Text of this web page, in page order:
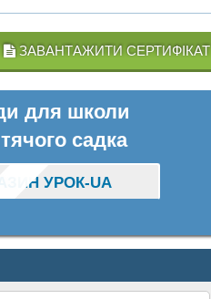
ЗАВАНТАЖИТИ СЕРТИФІКАТ
для школи
садка
УРОК-UA